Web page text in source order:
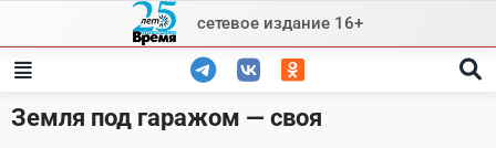
content
сетевое издание 16+
Земля под гаражом — своя